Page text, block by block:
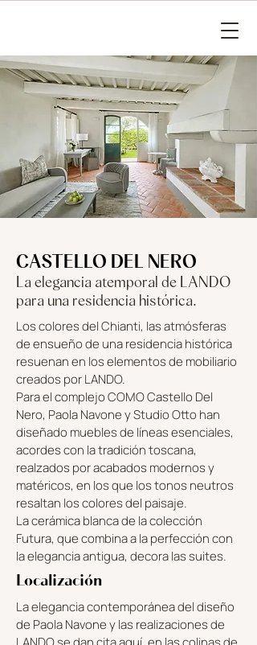
CASTELLO DEL NERO
La elegancia atemporal de LANDO
para una residencia histórica.
Los colores del Chianti, las atmósferas
de ensueño de una residencia histórica
resuenan en los elementos de mobiliario
creados por LANDO.
Para el complejo COMO Castello Del
Nero, Paola Navone y Studio Otto han
diseñado muebles de líneas esenciales,
acordes con la tradición toscana,
realzados por acabados modernos y
matéricos, en los que los tonos neutros
resaltan los colores del paisaje.
La cerámica blanca de la colección
Futura, que combina a la perfección con
la elegancia antigua, decora las suites.
Localización
La elegancia contemporánea del diseño
de Paola Navone y las realizaciones de